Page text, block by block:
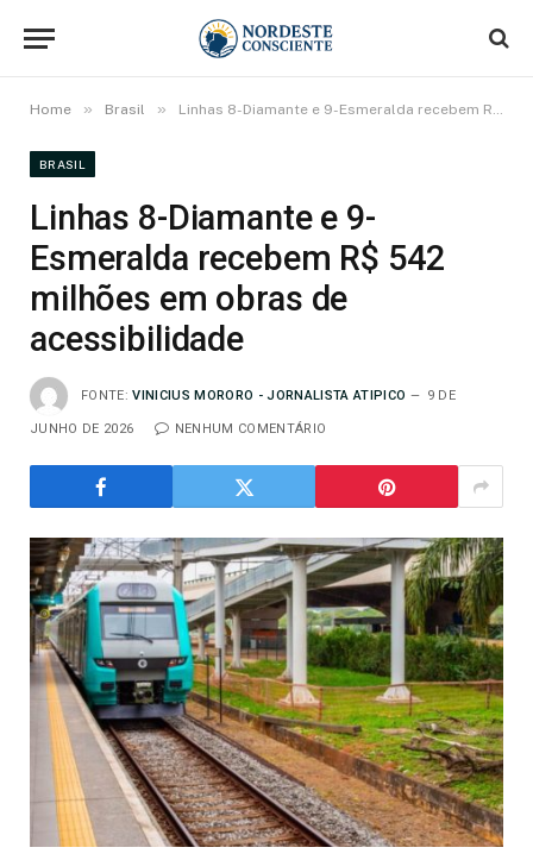
Home » Brasil » Linhas 8-Diamante e 9-Esmeralda recebem R$ 542 milhões em obras de acessibilidade
BRASIL
Linhas 8-Diamante e 9-
Esmeralda recebem R$ 542
milhões em obras de
acessibilidade
FONTE: VINICIUS MORORO - JORNALISTA ATIPICO 9 DE
JUNHO DE 2026 NENHUM COMENTÁRIO